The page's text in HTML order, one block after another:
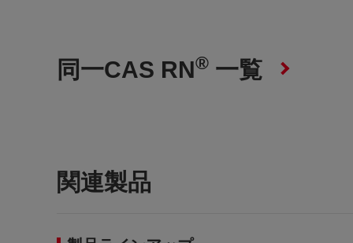
同一CAS RN® 一覧
関連製品